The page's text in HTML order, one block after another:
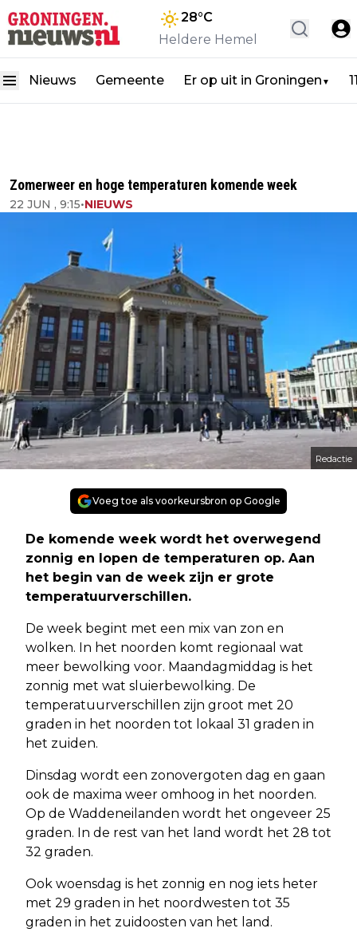
28°C
Heldere Hemel
Nieuws Gemeente Er op uit in Groningen ▼
Zomerweer en hoge temperaturen komende week
22 JUN , 9:15•NIEUWS
Redactie
Voeg toe als voorkeursbron op Google
De komende week wordt het overwegend
zonnig en lopen de temperaturen op. Aan
het begin van de week zijn er grote
temperatuurverschillen.
De week begint met een mix van zon en
wolken. In het noorden komt regionaal wat
meer bewolking voor. Maandagmiddag is het
zonnig met wat sluierbewolking. De
temperatuurverschillen zijn groot met 20
graden in het noorden tot lokaal 31 graden in
het zuiden.
Dinsdag wordt een zonovergoten dag en gaan
ook de maxima weer omhoog in het noorden.
Op de Waddeneilanden wordt het ongeveer 25
graden. In de rest van het land wordt het 28 tot
32 graden.
Ook woensdag is het zonnig en nog iets heter
met 29 graden in het noordwesten tot 35
graden in het zuidoosten van het land.